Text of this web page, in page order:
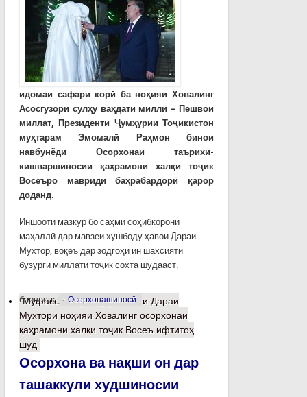
идомаи сафари корӣ ба ноҳияи Ховалинг
Асосгузори сулҳу ваҳдати миллӣ – Пешвои
миллат, Президенти Ҷумҳурии Тоҷикистон
муҳтарам Эмомалӣ Раҳмон бинои
навбунёди Осорхонаи таърихӣ-
кишваршиносии қаҳрамони халқи тоҷик
Восеъро мавриди баҳрабардорӣ қарор
доданд.
Иншооти мазкур бо саҳми соҳибкорони
маҳаллӣ дар мавзеи хушбоду ҳавои Дараи
Мухтор, воқеъ дар зодгоҳи ин шахсияти
бузурги миллати тоҷик сохта шудааст.
барчасп: Осорхонашиносӣ
Муфассалтаро Дар мавзеи Дараи
Мухтори ноҳияи Ховалинг осорхонаи
қаҳрамони халқи тоҷик Восеъ ифтитоҳ
шуд
Осорхона ва нақши он дар
ташаккули худшиносии